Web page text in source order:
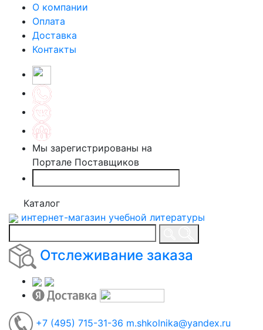
О компании
Оплата
Доставка
Контакты
Мы зарегистрированы на
Портале Поставщиков
Каталог
интернет-магазин учебной литературы
Отслеживание заказа
+7 (495) 715-31-36 m.shkolnika@yandex.ru